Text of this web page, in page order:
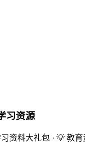
习资源
资料大礼包 · 💡 教